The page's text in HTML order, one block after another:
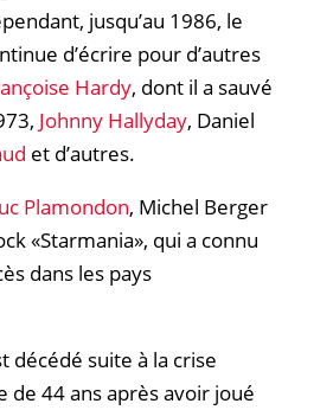
jusqu’au 1986, le
d’écrire pour d’autres
Hardy, dont il a sauvé
Johnny Hallyday, Daniel
et d’autres.​
Plamondon, Michel Berger
«Starmania», qui a connu
dans les pays
décédé suite à la crise
de 44 ans après avoir joué